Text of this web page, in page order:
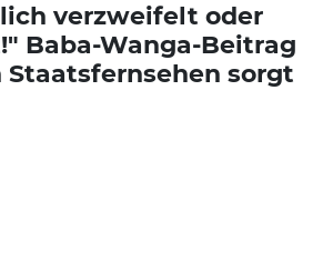
verzweifelt oder
Baba-Wanga-Beitrag
Staatsfernsehen sorgt